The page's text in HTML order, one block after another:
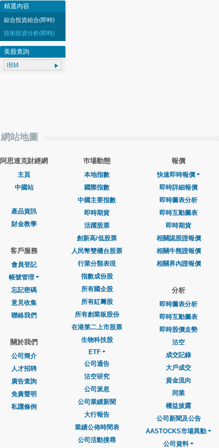
精選內容
綜合投資組合(即時)
技術投資分析(即時)
美股查詢
網站地圖
阿思達克財經網
主頁
中國站
產品資訊
財金教學
客戶服務
會員登記
帳號管理
忘記密碼
意見收集
聯絡我們
關於我們
公司簡介
人才招聘
廣告查詢
免責聲明
私隱條例
巿場動態
本地指數
國際指數
中國主要指數
即時期貨
活躍股票
創新高/低股票
人民幣雙櫃台股票
行業分類表現
指數成份股
所有國企股
所有紅籌股
所有創業板股份
在港第二上市股票
生物科技股
ETF
公司通告
沽空研究
公司派息
公司業績新聞
大行報告
業績公佈時間表
公司活動搜尋
報價
快速即時報價
即時詳細報價
即時圖表分析
即時互動圖表
即時期貨
相關認股證報價
相關牛熊證報價
相關界內證報價
分析
即時圖表分析
即時互動圖表
即時股價走勢
沽空
成交記錄
大戶成交
資金流向
同業
權益披露
公司新聞及公告
AASTOCKS市場異動
公司資料